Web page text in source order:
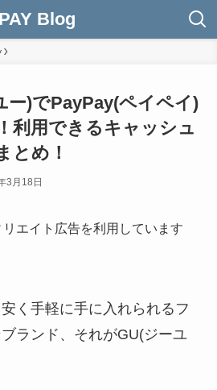
PAY Blog
ー)でPayPay(ペイペイ)
利用できるキャッシュ
とめ！
3月18日
エイト広告を利用しています
く手軽に手に入れられるフ
ランド、それがGU(ジーユ